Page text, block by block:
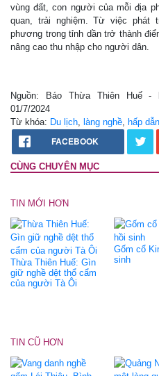
vùng đất, con người của mỗi địa
quan, trải nghiệm. Từ việc phát
phương trong tỉnh dần trở thành
nâng cao thu nhập cho người dân.
Nguồn: Báo Thừa Thiên Huế -
01/7/2024
Từ khóa: Du lịch làng nghề hấp dẫn
FACEBOOK
CÙNG CHUYÊN MỤC
TIN MỚI HƠN
Thừa Thiên Huế: Gìn
giữ nghề dệt thổ cẩm
của người Tà Ôi
Gốm cổ
sinh
TIN CŨ HƠN